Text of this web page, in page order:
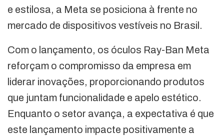
e estilosa, a Meta se posiciona à frente no
mercado de dispositivos vestíveis no Brasil.
Com o lançamento, os óculos Ray-Ban Meta
reforçam o compromisso da empresa em
liderar inovações, proporcionando produtos
que juntam funcionalidade e apelo estético.
Enquanto o setor avança, a expectativa é que
este lançamento impacte positivamente a